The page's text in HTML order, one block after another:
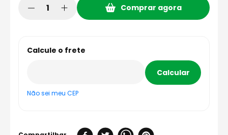
Comprar agora
Não sei meu CEP